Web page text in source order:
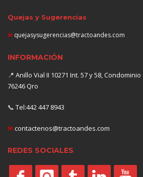
Quejas y Sugerencias
✉ quejasysugerencias@tractoandes.com
INFORMACIÓN
📍 Anillo Vial II 10271 Int. 57 y 58,
76246 Qro
📞 Tel:442 447 8943
✉ contactenos@tractoandes.com
REDES SOCIALES